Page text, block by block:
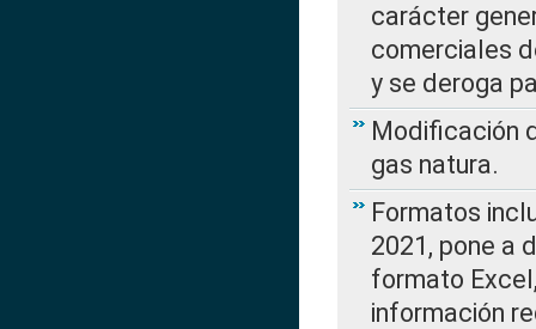
carácter
comerciales
y se deroga
Modificación
gas natura.
Formatos
2021, pone a
formato
información